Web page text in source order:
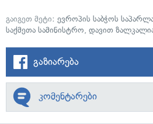
გაიგეთ მეტი: ევროპის საბჭოს
საქმეთა სამინისტრო, დავით
გაზიარება
კომენტარები